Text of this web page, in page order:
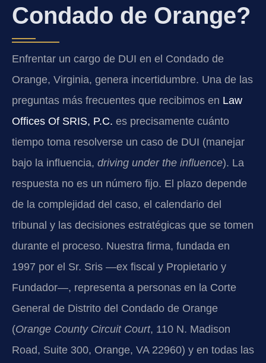
Condado de Orange?
Enfrentar un cargo de DUI en el Condado de
Orange, Virginia, genera incertidumbre. Una de las
preguntas más frecuentes que recibimos en Law
Offices Of SRIS, P.C. es precisamente cuánto
tiempo toma resolverse un caso de DUI (manejar
bajo la influencia, driving under the influence). La
respuesta no es un número fijo. El plazo depende
de la complejidad del caso, el calendario del
tribunal y las decisiones estratégicas que se tomen
durante el proceso. Nuestra firma, fundada en
1997 por el Sr. Sris —ex fiscal y Propietario y
Fundador—, representa a personas en la Corte
General de Distrito del Condado de Orange
(Orange County Circuit Court, 110 N. Madison
Road, Suite 300, Orange, VA 22960) y en todas las